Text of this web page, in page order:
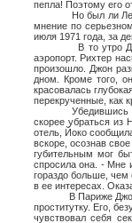
пепла! Поэтому его
Но был ли Леннон
мнение по
июля 1971 года, за
В то утро Дэна
аэропорт. Рихтер
произошло. Джон
дном. Кроме того,
красовалась
перекрученные, как
Убедившись в
скорее убраться из
отель, Йоко
вскоре, осознав
губительным мог
спросила она. - Мне
гораздо больше, чем
в ее интересах.
В Париже Джон
проститутку. Его,
чувствовал себя